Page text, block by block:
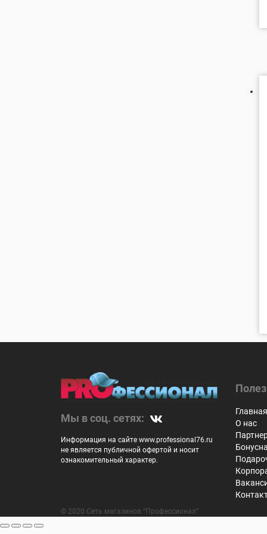
Мы в соц. сетях:
Информация на сайте www.professional76.ru
не является публичной офертой и носит
ознакомительный характер.
Главная
О нас
© 2020 Сеть магазинов “Профессионал”